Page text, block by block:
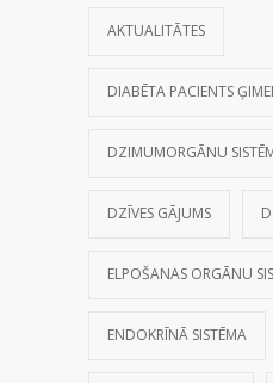
AKTUALITĀTES
DIABĒTA PACIENTS
DZIMUMORGĀNU
DZĪVES GĀJUMS
ELPOŠANAS ORGĀNU
ENDOKRĪNĀ SISTĒMA